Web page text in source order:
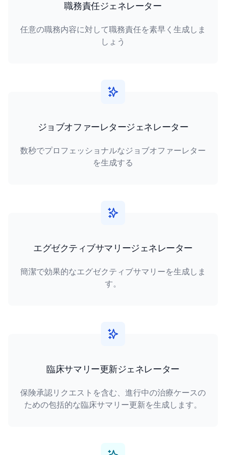
職務責任ジェネレーター
任意の職務内容に対して職務責任を素早く生成しま
しょう
ジョブオファーレタージェネレーター
数秒でプロフェッショナルなジョブオファーレター
を生成する
エグゼクティブサマリージェネレーター
簡潔で効果的なエグゼクティブサマリーを生成しま
す。
臨床サマリー更新ジェネレーター
保険承認リクエストを含む、進行中の治療ケースの
ための包括的な臨床サマリー更新を生成します。